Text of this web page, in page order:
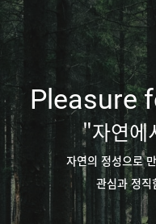
Pleasure
"자연에
자연의 정성으로
관심과 정직